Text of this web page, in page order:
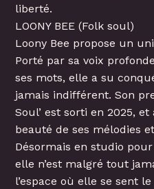
liberté.
LOONY BEE (Folk soul)
Loony Bee propose un
Porté par sa voix
ses mots, elle a su
jamais indifférent. Son
Soul’ est sorti en 2025,
beauté de ses mélodies
Désormais en studio
elle n’est malgré tout
l’espace où elle se sent